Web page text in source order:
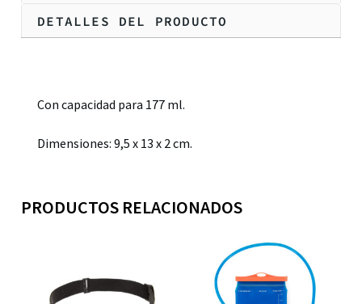
DETALLES DEL PRODUCTO
Con capacidad para 177 ml.
Dimensiones: 9,5 x 13 x 2 cm.
PRODUCTOS RELACIONADOS